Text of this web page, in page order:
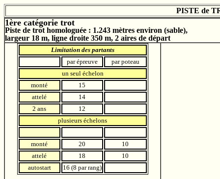
PISTE de
1ère catégorie trot
Piste de trot homologuée : 1.243 mètres environ (sable),
largeur 18 m, ligne droite 350 m, 2 aires de départ
Limitation des partants
par épreuve
par poteau
un seul échelon
monté
15
attelé
14
2 ans
12
plusieurs échelons
monté 20
10
attelé
18
10
autostart
16 (8 par rang)